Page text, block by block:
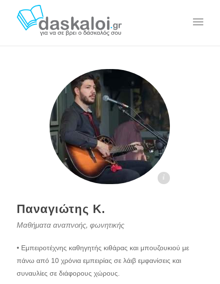
Παναγιώτης Κ. daskaloi.gr
Παναγιώτης Κ.
Μαθήματα αναπνοής, φωνητικής
• Εμπειροτέχνης καθηγητής κιθάρας και μπουζουκιού με
πάνω από 10 χρόνια εμπειρίας σε λάιβ εμφανίσεις και
συναυλίες σε διάφορους χώρους.